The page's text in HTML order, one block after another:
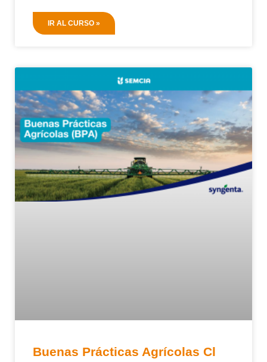
IR AL CURSO »
Buenas Prácticas Agrícolas Cl